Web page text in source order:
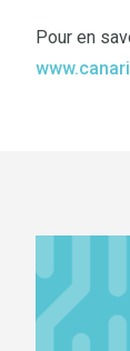
Pour en